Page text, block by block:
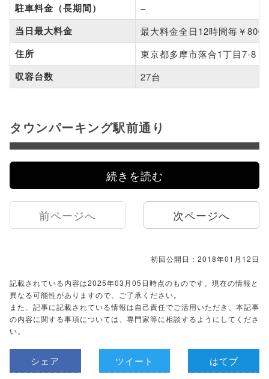
駐車料金（長期間） –
当日最大料金 最大料金全日12時間毎￥800
住所 東京都多摩市落合1丁目7-8
収容台数 27台
タウンパーキング駅前通り
続きを読む
前ページへ 次ページへ
初回公開日：2018年01月12日
記載されている内容は2025年03月05日時点のものです。現在の情報と
異なる可能性がありますので、ご了承ください。
また、記事に記載されている情報は自己責任でご活用いただき、本記事
の内容に関する事項については、専門家等に相談するようにしてくださ
い。
シェア ツイート はてブ